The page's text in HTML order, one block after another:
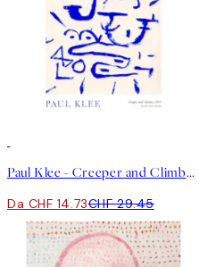
Paul Klee - Creeper and Climber Poster
Da CHF 14.73CHF 29.45